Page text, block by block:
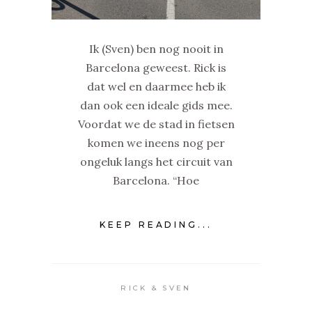
Ik (Sven) ben nog nooit in
Barcelona geweest. Rick is
dat wel en daarmee heb ik
dan ook een ideale gids mee.
Voordat we de stad in fietsen
komen we ineens nog per
ongeluk langs het circuit van
Barcelona. “Hoe
KEEP READING...
RICK & SVEN